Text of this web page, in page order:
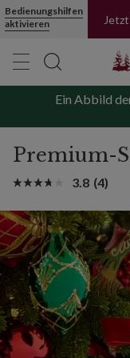
Bedienungshilfen
aktivieren
Ein Abbild
Premium-
3.8 (4)